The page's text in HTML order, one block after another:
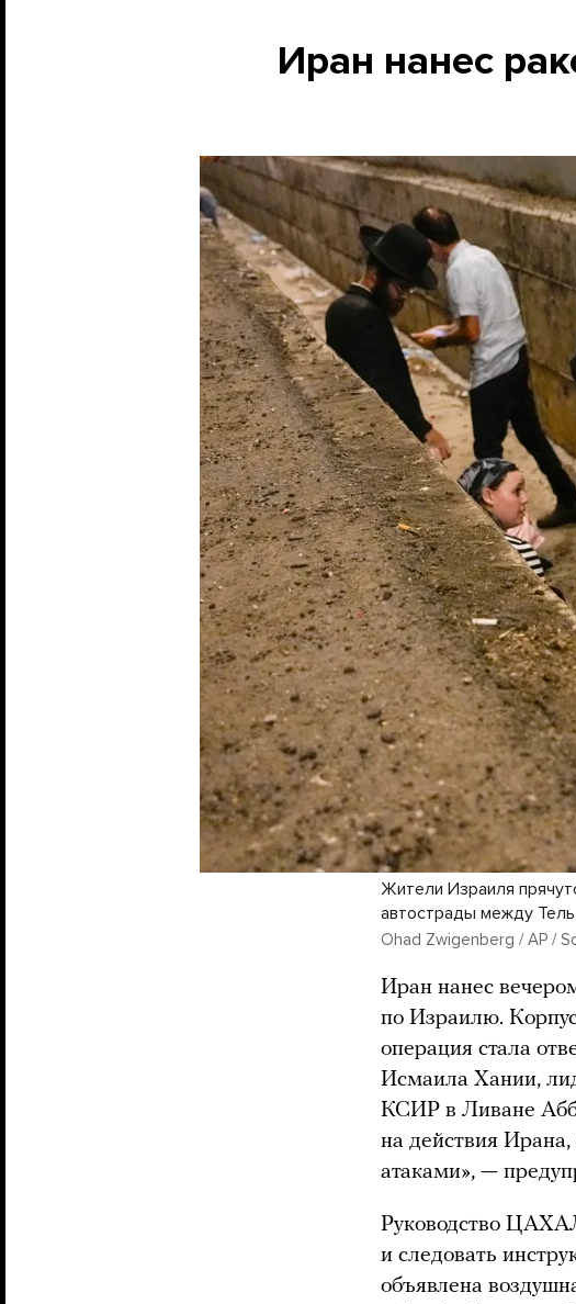
Иран нанес
Жители Израиля
автострады между
Ohad Zwigenberg / AP /
Иран нанес
по Израилю.
операция стала
Исмаила Хании,
КСИР в Ливане
на действия
атаками», —
Руководство
и следовать
объявлена